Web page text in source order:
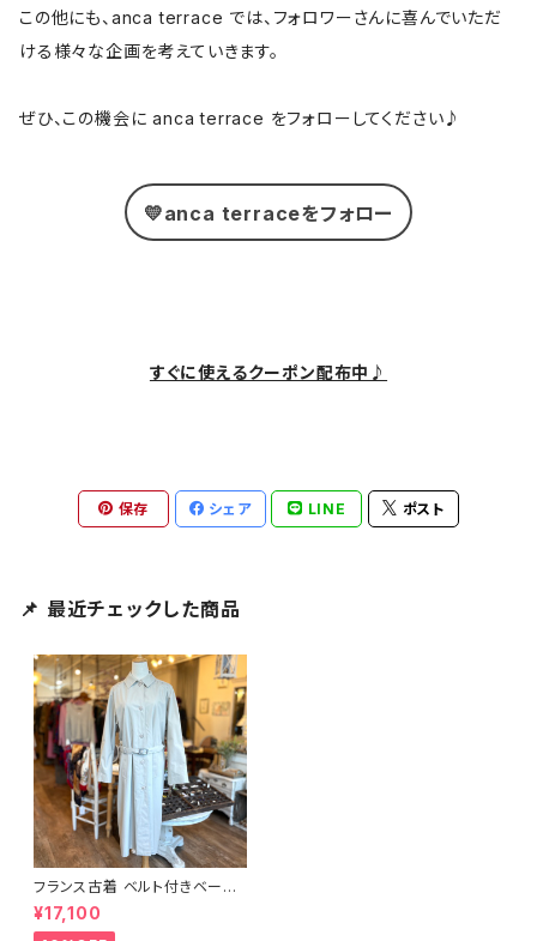
この他にも、anca terrace では、フォロワーさんに喜んでいただ
ける様々な企画を考えていきます。
ぜひ、この機会に anca terrace をフォローしてください♪
💛anca terraceをフォロー
すぐに使えるクーポン配布中♪
保存 シェア LINE ポスト
📌 最近チェックした商品
フランス古着 ベルト付きベージ
ュコート
¥17,100